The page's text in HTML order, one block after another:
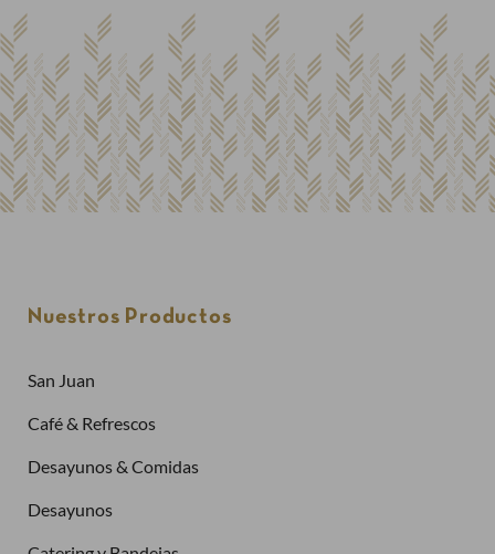
Nuestros Productos
San Juan
Café & Refrescos
Desayunos & Comidas
Desayunos